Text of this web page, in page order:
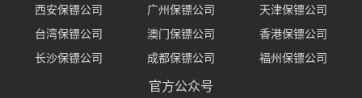
西安保镖公司
广州保镖公司
天津保镖公司
台湾保镖公司
澳门保镖公司
香港保镖公司
长沙保镖公司
成都保镖公司 福州保镖公司
官方公众号